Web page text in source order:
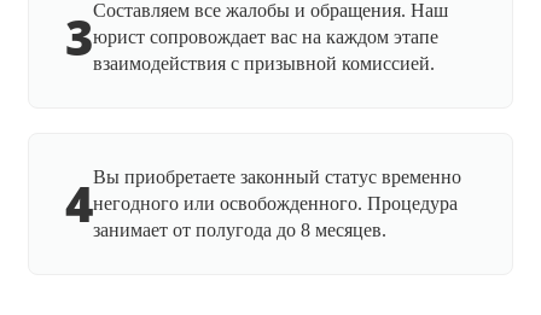
3Составляем все жалобы и обращения. Наш
юрист сопровождает вас на каждом этапе
взаимодействия с призывной комиссией.
4Вы приобретаете законный статус временно
негодного или освобожденного. Процедура
занимает от полугода до 8 месяцев.